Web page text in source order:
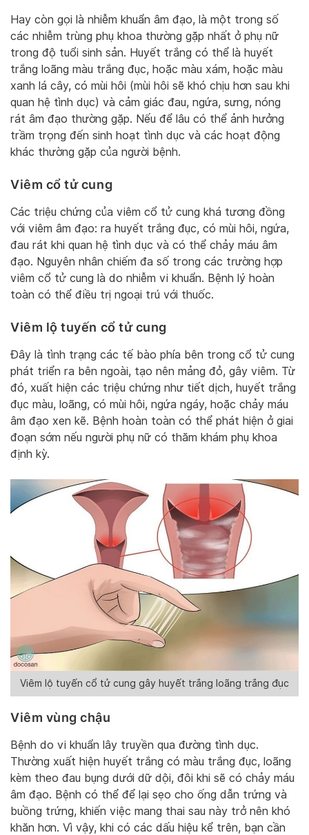
Hay còn gọi là nhiễm khuẩn âm đạo, là một trong số
các nhiễm trùng phụ khoa thường gặp nhất ở phụ nữ
trong độ tuổi sinh sản. Huyết trắng có thể là huyết
trắng loãng màu trắng đục, hoặc màu xám, hoặc màu
xanh lá cây, có mùi hôi (mùi hôi sẽ khó chịu hơn sau khi
quan hệ tình dục) và cảm giác đau, ngứa, sưng, nóng
rát âm đạo thường gặp. Nếu để lâu có thể ảnh hưởng
trầm trọng đến sinh hoạt tình dục và các hoạt động
khác thường gặp của người bệnh.
Viêm cổ tử cung
Các triệu chứng của viêm cổ tử cung khá tương đồng
với viêm âm đạo: ra huyết trắng đục, có mùi hôi, ngứa,
đau rát khi quan hệ tình dục và có thể chảy máu âm
đạo. Nguyên nhân chiếm đa số trong các trường hợp
viêm cổ tử cung là do nhiễm vi khuẩn. Bệnh lý hoàn
toàn có thể điều trị ngoại trú với thuốc.
Viêm lộ tuyến cổ tử cung
Đây là tình trạng các tế bào phía bên trong cổ tử cung
phát triển ra bên ngoài, tạo nên mảng đỏ, gây viêm. Từ
đó, xuất hiện các triệu chứng như tiết dịch, huyết trắng
đục màu, loãng, có mùi hôi, ngứa ngáy, hoặc chảy máu
âm đạo xen kẽ. Bệnh hoàn toàn có thể phát hiện ở giai
đoạn sớm nếu người phụ nữ có thăm khám phụ khoa
định kỳ.
Viêm lộ tuyến cổ tử cung gây huyết trắng loãng trắng đục
Viêm vùng chậu
Bệnh do vi khuẩn lây truyền qua đường tình dục.
Thường xuất hiện huyết trắng có màu trắng đục, loãng
kèm theo đau bụng dưới dữ dội, đôi khi sẽ có chảy máu
âm đạo. Bệnh có thể để lại sẹo cho ống dẫn trứng và
buồng trứng, khiến việc mang thai sau này trở nên khó
khăn hơn. Vì vậy, khi có các dấu hiệu kể trên, bạn cần